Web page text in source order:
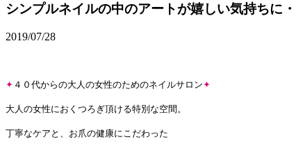
シンプルネイルの中のアートが嬉しい気持ち
2019/07/28
✦ ４０代からの大人の女性のためのネイルサロン✦
大人の女性におくつろぎ頂ける特別な空間。
丁寧なケアと、お爪の健康にこだわった